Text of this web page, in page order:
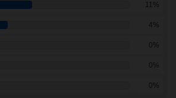
11%
4%
0%
0%
0%